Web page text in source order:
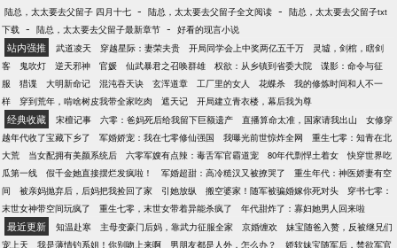
万，不够跟我说，但我不会承认你是我女儿，因为你
的出生没有经过我的允许。” 三个哥哥面露鄙夷：“像
你这样的基因，你妈不是好东西，你也不是，但你要
被人欺负，就喊我来揍他，我的妹妹不许被人欺负！”
四个舅舅嗤之以鼻：“就算是你再怎么努力，我们也不
会认可你，而且你要进演艺圈挣钱，但你挣的钱我们
一分不要，全帮你存起来。” 她开局爆火，进娱乐圈成
为了国民闺女，参加综艺天天上热搜，努力挣钱报答
养育之恩。 青梅竹马顾淮也突然变成让人闻风丧胆的
顾小爷，顾小爷高傲地拉着她的手：“我带着你长大，
我们俩组成一个新的家。” 她拎着小行李与家人告别，
一群男人却齐齐黑了脸，将她强势搂在怀里，无论如
何也不撒手。
陆总，太太要去父留子 四月十七 - 陆总，太太要去父留子全文阅读 - 陆总，太太要去父留子txt
下载 - 陆总，太太要去父留子最新章节 - 好看的现言小说
站内强推 武道凌天 穿越星际：妻荣夫贵 开局同学会上中奖两亿五千万
灵墟，剑棺，瞎剑
客
鬼吹灯 逆天邪神 官媛 仙武暴君之召唤群雄 权欲：从乡镇到省委大院
谍影：命令与征
服
猎谍 大明新命记 混沌吞天诀 玄浑道章 工厂里的女人 花蝶杀
我的修炼时间和人不一
样
穿到荒年，啃啥树皮我带全家吃肉 遮天记 开局建立青衣楼，幕后我为尊
经典收藏 宋檀记事 六零：爸妈死后给我留下巨额遗产 直播算命太准，国家请我出山
女修穿
越年代收了宝藏下乡了
军婚娇宠：我在七零修仙强国 我曝光前世惊炸全网
重生七零：知青在北
大荒
当女配拥有美颜系统后 六零军嫂有点辣：毒舌军官霸道宠 80年代剽悍土着女
快穿世界吃
瓜第一线
假千金她直接摆烂发疯啦！ 军婚超甜：高冷糙汉又被撩哭了
重生年代：神医娇妻有空
间
被亲妈抛弃后，后妈把我捡回了家 引她放纵 搬空婆家！随军被骗婚嫁你死对头
穿书七零：
末世女神带空间玩疯了
重生七零，末世女带着异能杀疯了 年代甜炸了：寡妇她男人回来啦
最近更新 知温赴寒 主母变豪门后妈，靠武力征服全家 京婚缠欢
妹宝随爸入赘，反被继兄们
宠上天
我是薄情钓系姐！你别吻上来啊 男朋友都是人外，怎么办？
娇软妹宝随军后，禁欲军官